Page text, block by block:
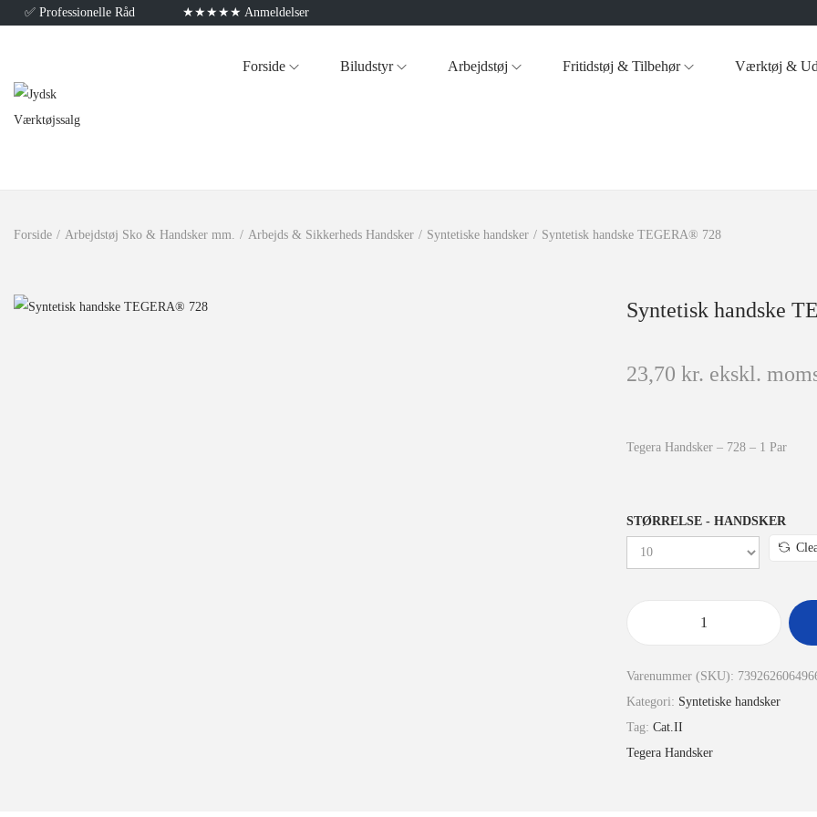
✅ Professionelle Råd ★★★★★ Anmeldelser
Forside Biludstyr Arbejdstøj Fritidstøj & Tilbehør Værktøj &
Forside / Arbejdstøj Sko & Handsker mm. / Arbejds & Sikkerheds Handsker / Syntetiske handsker / Syntetisk handske TEGERA® 728
Syntetisk handske
23,70 kr. ekskl.
Tegera Handsker – 728 – 1 Par
STØRRELSE - HANDSKER
Varenummer (SKU):
Kategori: Syntetiske handsker
Tag: Cat.II
Tegera Handsker